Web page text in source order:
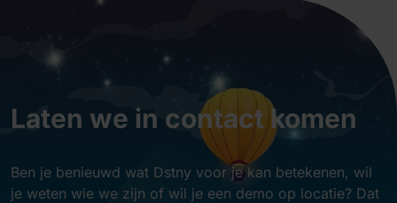
Laten we in contact komen
Ben je benieuwd wat Dstny voor je kan betekenen, wil
je weten wie we zijn of wil je een demo op locatie? Dat